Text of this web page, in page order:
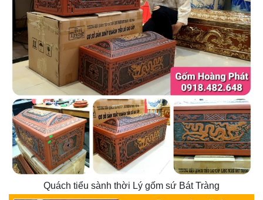
Quách tiểu sành thời Lý gốm sứ Bát Tràng